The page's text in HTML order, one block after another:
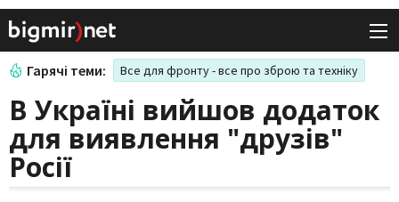
Гарячі теми: Все для фронту - все про зброю та техніку
В Україні вийшов додаток
для виявлення "друзів"
Росії